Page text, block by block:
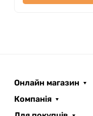
Онлайн магазин
Компанія